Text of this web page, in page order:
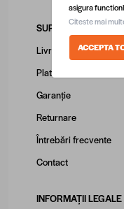
SUPORT CLIENȚI
Livrare
Plată
Garanție
Returnare
Întrebări frecvente
Contact
INFORMAȚII LEGALE
asigura
Citeste mai
ACCEPTA